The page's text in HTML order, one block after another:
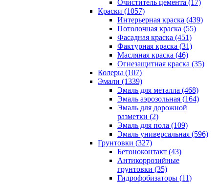
Очиститель цемента (17)
Краски (1057)
Интерьерная краска (439)
Потолочная краска (55)
Фасадная краска (451)
Фактурная краска (31)
Масляная краска (46)
Огнезащитная краска (35)
Колеры (107)
Эмали (1339)
Эмаль для металла (468)
Эмаль аэрозольная (164)
Эмаль для дорожной
разметки (2)
Эмаль для пола (109)
Эмаль универсальная (596)
Грунтовки (327)
Бетоноконтакт (43)
Антикоррозийные
грунтовки (35)
Гидрофобизаторы (11)